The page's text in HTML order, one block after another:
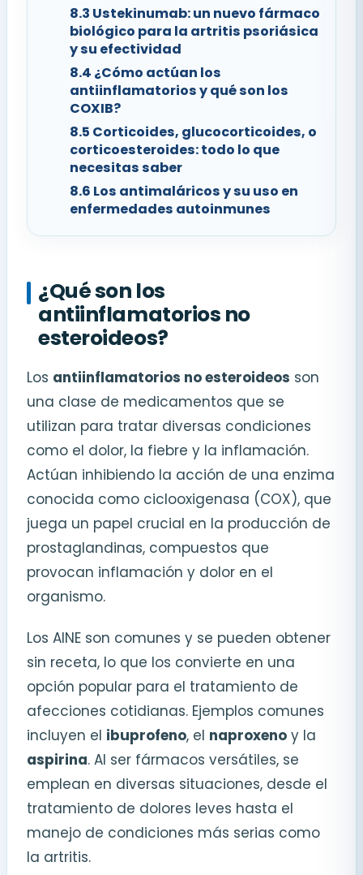
8.3 Ustekinumab: un nuevo fármaco
biológico para la artritis psoriásica
y su efectividad
8.4 ¿Cómo actúan los
antiinflamatorios y qué son los
COXIB?
8.5 Corticoides, glucocorticoides, o
corticoesteroides: todo lo que
necesitas saber
8.6 Los antimaláricos y su uso en
enfermedades autoinmunes
¿Qué son los
antiinflamatorios no
esteroideos?
Los antiinflamatorios no esteroideos son
una clase de medicamentos que se
utilizan para tratar diversas condiciones
como el dolor, la fiebre y la inflamación.
Actúan inhibiendo la acción de una enzima
conocida como ciclooxigenasa (COX), que
juega un papel crucial en la producción de
prostaglandinas, compuestos que
provocan inflamación y dolor en el
organismo.
Los AINE son comunes y se pueden obtener
sin receta, lo que los convierte en una
opción popular para el tratamiento de
afecciones cotidianas. Ejemplos comunes
incluyen el ibuprofeno, el naproxeno y la
aspirina. Al ser fármacos versátiles, se
emplean en diversas situaciones, desde el
tratamiento de dolores leves hasta el
manejo de condiciones más serias como
la artritis.